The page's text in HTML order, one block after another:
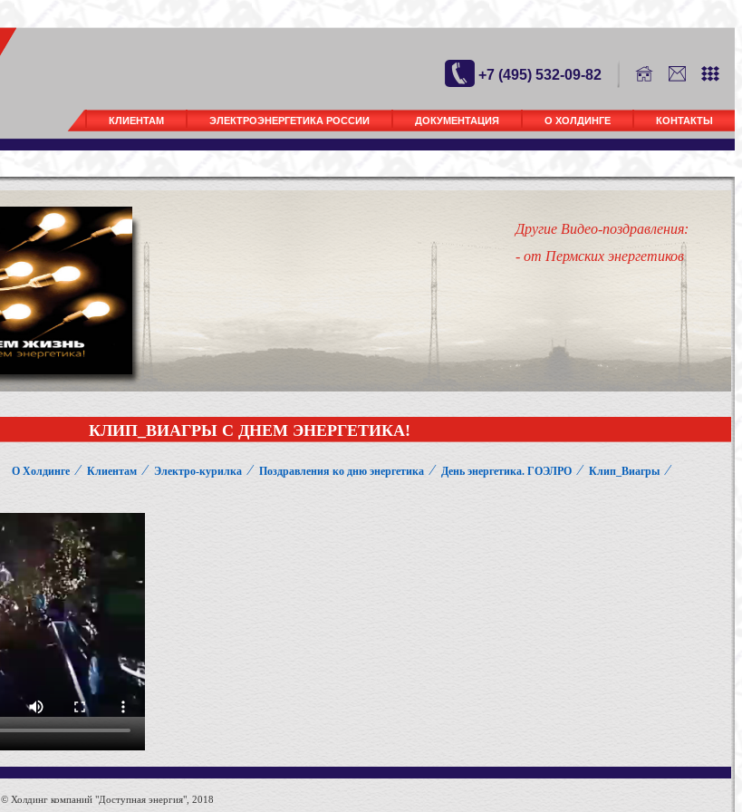
+7 (495) 532-09-82
КЛИЕНТАМ ЭЛЕКТРОЭНЕРГЕТИКА РОССИИ ДОКУМЕНТАЦИЯ О ХОЛДИНГЕ КОНТАКТЫ
Другие Видео-поздравления:
- от Пермских энергетиков
КЛИП_ВИАГРЫ С ДНЕМ ЭНЕРГЕТИКА!
О Холдинге ⁄ Клиентам ⁄ Электро-курилка ⁄ Поздравления ко дню энергетика ⁄ День энергетика. ГОЭЛРО ⁄ Клип_Виагры ⁄
© Холдинг компаний "Доступная энергия", 2018